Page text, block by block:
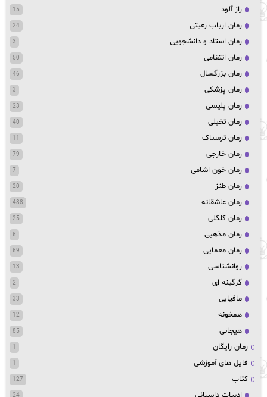
راز آلود 15
رمان ارباب رعیتی 24
رمان استاد و دانشجویی 3
رمان انتقامی 50
رمان بزرگسال 46
رمان پزشکی 3
رمان پلیسی 23
رمان تخیلی 40
رمان ترسناک 11
رمان خارجی 79
رمان خون اشامی 7
رمان طنز 20
رمان عاشقانه 488
رمان کلکلی 25
رمان مذهبی 6
رمان معمایی 69
روانشناسی 13
گرگینه ای 2
مافیایی 33
همخونه 12
هیجانی 85
رمان رایگان 1
فایل های آموزشی 1
کتاب 127